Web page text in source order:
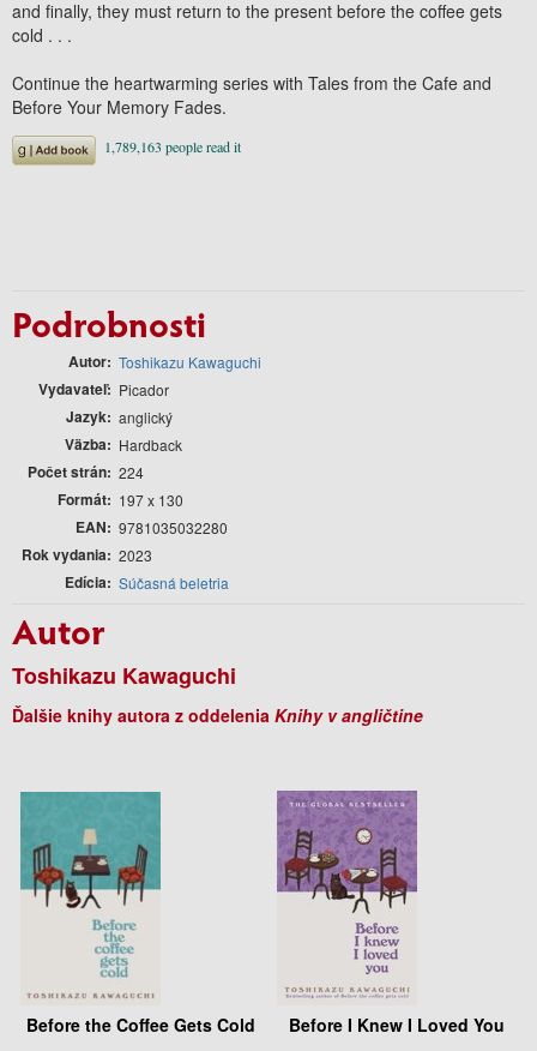
and finally, they must return to the present before the coffee gets
cold . . .
Continue the heartwarming series with Tales from the Cafe and
Before Your Memory Fades.
Podrobnosti
Autor Toshikazu Kawaguchi
Vydavateľ Picador
Jazyk anglický
Väzba Hardback
Počet strán 224
Formát 197 x 130
EAN 9781035032280
Rok vydania 2023
Edícia Súčasná beletria
Autor
Toshikazu Kawaguchi
Ďalšie knihy autora z oddelenia Knihy v angličtine
Before the Coffee Gets Cold Before I Knew I Loved You